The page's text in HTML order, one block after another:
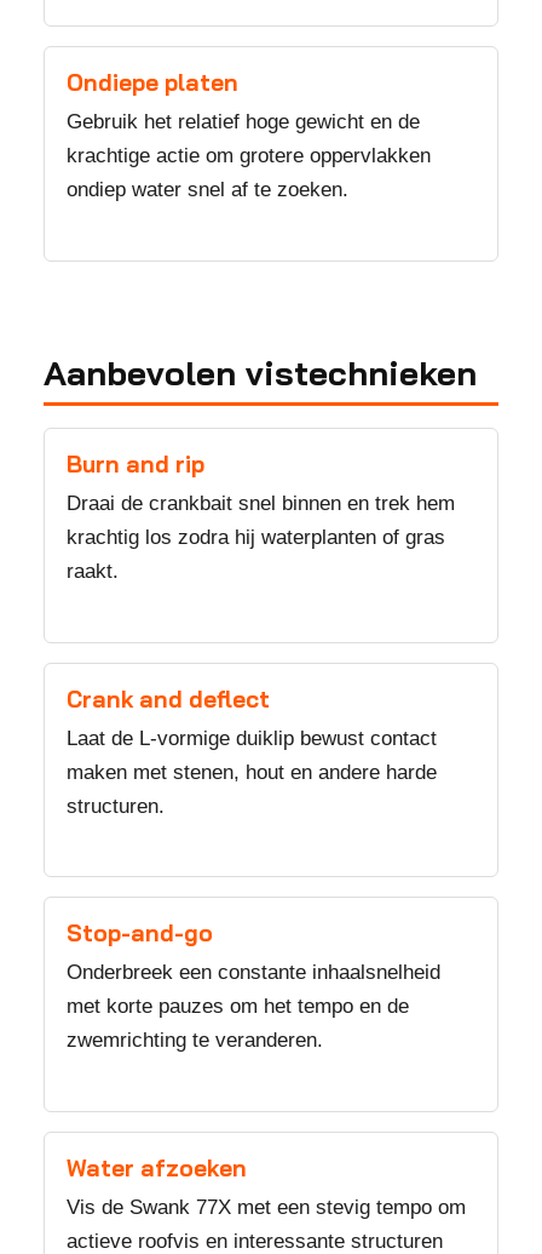
Ondiepe platen
Gebruik het relatief hoge gewicht en de
krachtige actie om grotere oppervlakken
ondiep water snel af te zoeken.
Aanbevolen vistechnieken
Burn and rip
Draai de crankbait snel binnen en trek hem
krachtig los zodra hij waterplanten of gras
raakt.
Crank and deflect
Laat de L-vormige duiklip bewust contact
maken met stenen, hout en andere harde
structuren.
Stop-and-go
Onderbreek een constante inhaalsnelheid
met korte pauzes om het tempo en de
zwemrichting te veranderen.
Water afzoeken
Vis de Swank 77X met een stevig tempo om
actieve roofvis en interessante structuren